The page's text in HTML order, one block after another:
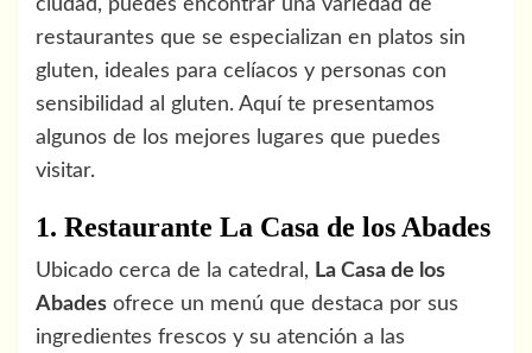
ciudad, puedes encontrar una variedad de
restaurantes que se especializan en platos sin
gluten, ideales para celíacos y personas con
sensibilidad al gluten. Aquí te presentamos
algunos de los mejores lugares que puedes
visitar.
1. Restaurante La Casa de los Abades
Ubicado cerca de la catedral, La Casa de los
Abades ofrece un menú que destaca por sus
ingredientes frescos y su atención a las